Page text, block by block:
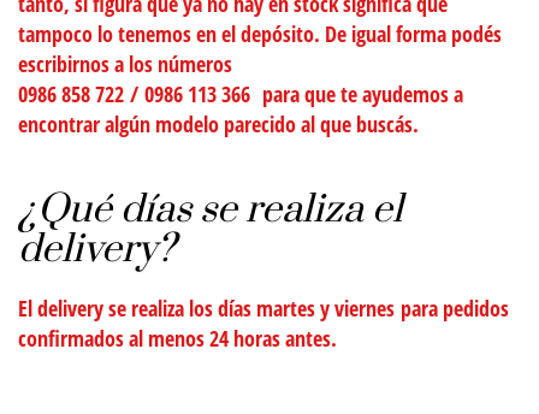
tampoco lo tenemos en el depósito. De igual forma podés
escribirnos a los números
0986 858 722 / 0986 113 366 para que te ayudemos a
encontrar algún modelo parecido al que buscás.
¿Qué días se realiza el
delivery?
El delivery se realiza los días martes y viernes para pedidos
confirmadosal menos24 horas antes.